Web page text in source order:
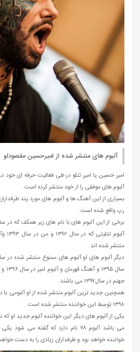
آلبوم های منتشر شده از امیرحسین مقصودلو
امیر حسین یا امیر تتلو در طی فعالیت حرفه‌ ای
آلبوم های موفقی را از خود منتشر کرده است .
بسیاری از این آهنگ ها و آلبوم های مورد پند
رپ واقع شده است .
منتشر شده اند .
جهنم در سال۱۳۹۷ می باشند .
همچنین جدید ترین آلبوم منتشر شده از او آلبومی
۱۳۹۸ توسط این خواننده منتشر شده است .
یکی از آلبوم های دیگر این خواننده آلبوم جدید او که
می باشد آلبوم ۷۸ نام دارد که گفته می
خواننده خواهد بود و طرفداران زیادی را به دست